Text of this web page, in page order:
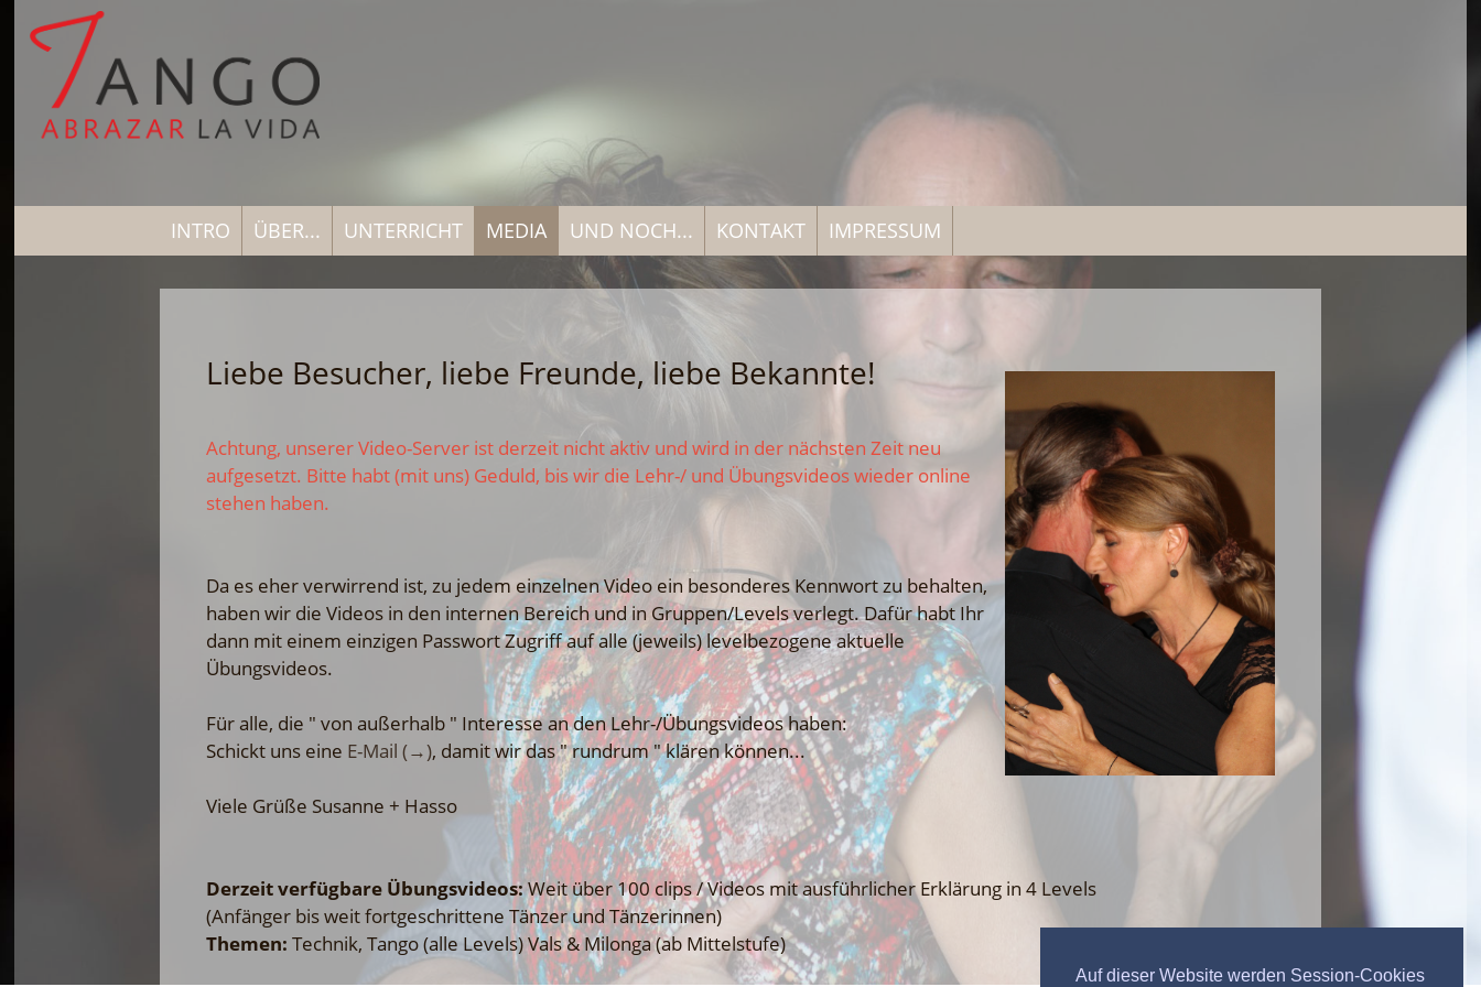
Auf dieser Website werden Session-Cookies
INTRO ÜBER... UNTERRICHT MEDIA UND NOCH... KONTAKT IMPRESSUM
Liebe Besucher, liebe Freunde, liebe Bekannte!
Achtung, unserer Video-Server ist derzeit nicht aktiv und wird in der nächsten Zeit neu
aufgesetzt. Bitte habt (mit uns) Geduld, bis wir die Lehr-/ und Übungsvideos wieder online
stehen haben.
Da es eher verwirrend ist, zu jedem einzelnen Video ein besonderes Kennwort zu behalten,
haben wir die Videos in den internen Bereich und in Gruppen/Levels verlegt. Dafür habt Ihr
dann mit einem einzigen Passwort Zugriff auf alle (jeweils) levelbezogene aktuelle
Übungsvideos.
Für alle, die " von außerhalb " Interesse an den Lehr-/Übungsvideos haben:
Schickt uns eine E-Mail (→), damit wir das " rundrum " klären können...
Viele Grüße Susanne + Hasso
Derzeit verfügbare Übungsvideos:Weit über 100 clips / Videos mit ausführlicher Erklärung in 4 Levels
(Anfänger bis weit fortgeschrittene Tänzer und Tänzerinnen)
Themen: Technik, Tango (alle Levels) Vals & Milonga (ab Mittelstufe)